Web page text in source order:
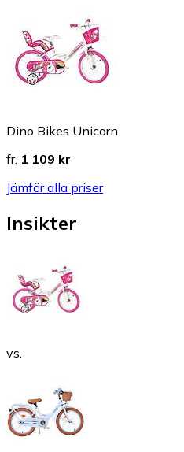
Dino Bikes Unicorn
fr. 1 109 kr
Jämför alla priser
Insikter
vs.